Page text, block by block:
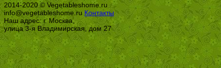
2014-2020 © Vegetableshome.ru
info@vegetableshome.ru Контакты
Наш адрес: г. Москва,
улица 3-я Владимирская, дом 27